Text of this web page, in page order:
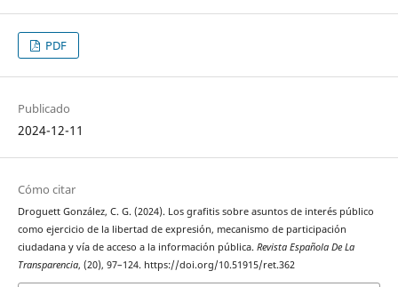
PDF
Publicado
2024-12-11
Cómo citar
Droguett González, C. G. (2024). Los grafitis sobre asuntos de interés público
como ejercicio de la libertad de expresión, mecanismo de participación
ciudadana y vía de acceso a la información pública. Revista Española De La
Transparencia, (20), 97–124. https://doi.org/10.51915/ret.362